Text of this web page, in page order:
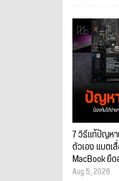
7 วิธีแก้ปัญห
ตัวเอง แบตเ
MacBook ยื
Aug 5, 2026